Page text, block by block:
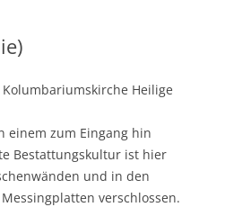
Heilige
einem zum Eingang hin
Bestattungskultur ist hier
und in den
verschlossen.